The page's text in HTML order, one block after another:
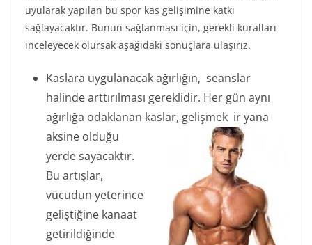
uyularak yapılan bu spor kas gelişimine katkı
sağlayacaktır. Bunun sağlanması için, gerekli kuralları
inceleyecek olursak aşağıdaki sonuçlara ulaşırız.
Kaslara uygulanacak ağırlığın, seanslar
halinde arttırılması gereklidir. Her gün aynı
ağırlığa odaklanan kaslar, gelişmek ir yana
aksine olduğu
yerde sayacaktır.
Bu artışlar,
vücudun yeterince
geliştiğine kanaat
getirildiğinde